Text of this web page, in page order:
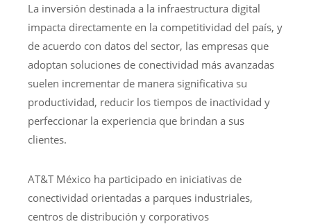
La inversión destinada a la infraestructura digital
impacta directamente en la competitividad del país, y
de acuerdo con datos del sector, las empresas que
adoptan soluciones de conectividad más avanzadas
suelen incrementar de manera significativa su
productividad, reducir los tiempos de inactividad y
perfeccionar la experiencia que brindan a sus
clientes.
AT&T México ha participado en iniciativas de
conectividad orientadas a parques industriales,
centros de distribución y corporativos